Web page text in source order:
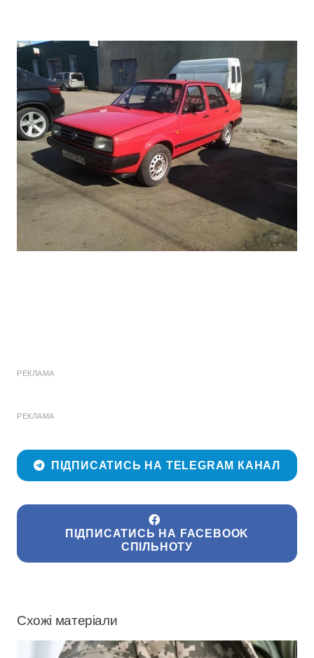
РЕКЛАМА
РЕКЛАМА
ПІДПИСАТИСЬ НА TELEGRAM КАНАЛ
ПІДПИСАТИСЬ НА FACEBOOK
СПІЛЬНОТУ
Схожі матеріали